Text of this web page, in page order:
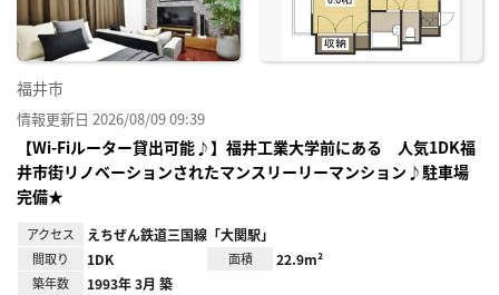
福井市
情報更新日 2026/08/09 09:39
【Wi-Fiルーター貸出可能♪】福井工業大学前にある 人気1DK福
井市街リノベーションされたマンスリーリーマンション♪駐車場
完備★
アクセス えちぜん鉄道三国線「大関駅」
間取り 1DK 面積 22.9m²
築年数 1993年 3月 築